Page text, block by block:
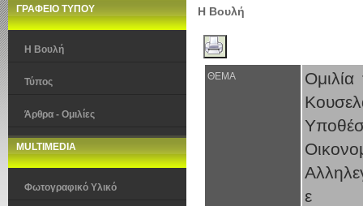
ΓΡΑΦΕΙΟ ΤΥΠΟΥ
Η Βουλή
Τύπος
Άρθρα - Ομιλίες
MULTIMEDIA
Φωτογραφικό Υλικό
Η Βουλή
ΘΕΜΑ
ε